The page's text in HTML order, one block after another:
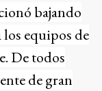
bajando
equipos de
De todos
de gran